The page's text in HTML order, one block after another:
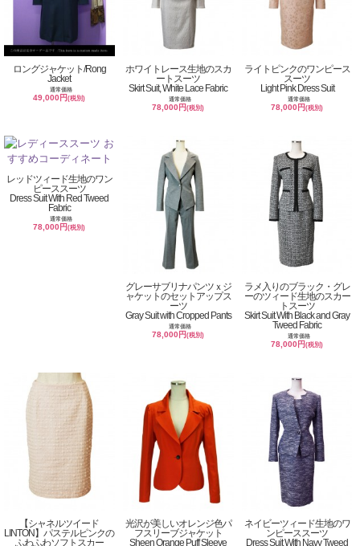
ロングジャケット/Rong
Jacket
通常価格
49,000円(税別)
ホワイトレース生地のスカ
ートスーツ
Skirt Suit, White Lace Fabric
通常価格
78,000円(税別)
ライトピンクのワンピース
スーツ
Light Pink Dress Suit
通常価格
78,000円(税別)
レッドツィード生地のワン
ピーススーツ
Dress Suit With Red Tweed
Fabric
通常価格
78,000円(税別)
グレーサブリナパンツｘジ
ャケットのセットアップス
ーツ
Gray Suit with Cropped Pants
通常価格
78,000円(税別)
ラメ入りのブラック・グレ
ーのツィード生地のスカー
トスーツ
Skirt Suit With Black and Gray
Tweed Fabric
通常価格
78,000円(税別)
【シャネルツイード
LINTON】パステルピンクの
ふわふわソフトスカー
光沢が美しいオレンジ色パ
フスリーブジャケット
Sheen Orange Puff Sleeve
ネイビーツィード生地のワ
ンピーススーツ
Dress Suit With Navy Tweed